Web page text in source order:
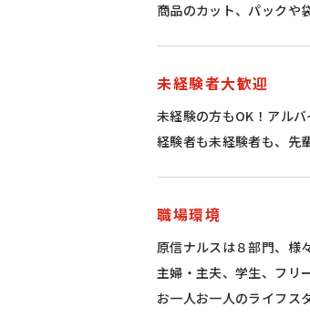
商品のカット、パックや
未経験者大歓迎
未経験の方もOK！アル
経験者も未経験者も、先
職場環境
原信ナルスは８部門、様
主婦・主夫、学生、フリ
お一人お一人のライフス